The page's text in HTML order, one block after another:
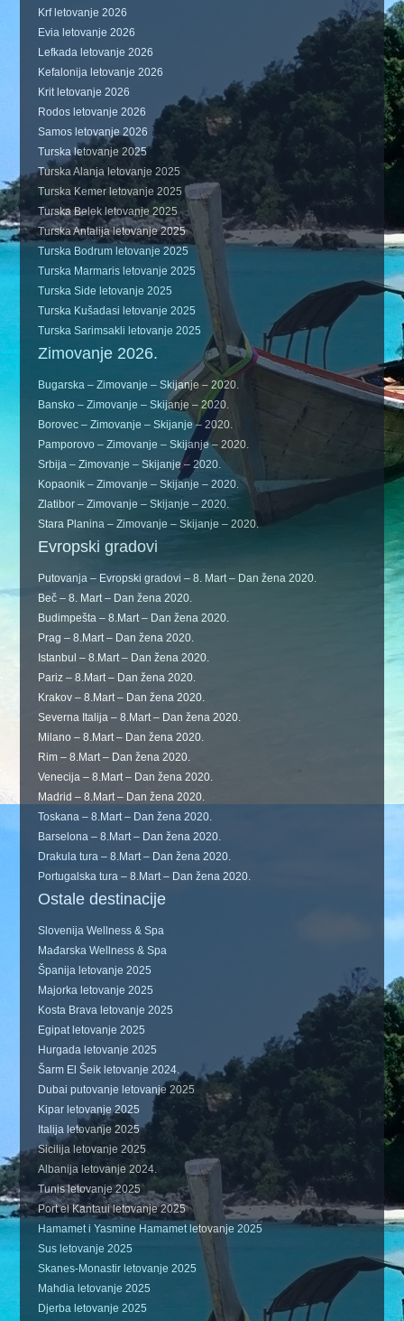
Krf letovanje 2026
Evia letovanje 2026
Lefkada letovanje 2026
Kefalonija letovanje 2026
Krit letovanje 2026
Rodos letovanje 2026
Samos letovanje 2026
Turska letovanje 2025
Turska Alanja letovanje 2025
Turska Kemer letovanje 2025
Turska Belek letovanje 2025
Turska Antalija letovanje 2025
Turska Bodrum letovanje 2025
Turska Marmaris letovanje 2025
Turska Side letovanje 2025
Turska Kušadasi letovanje 2025
Turska Sarimsakli letovanje 2025
Zimovanje 2026.
Bugarska – Zimovanje – Skijanje – 2020.
Bansko – Zimovanje – Skijanje – 2020.
Borovec – Zimovanje – Skijanje – 2020.
Pamporovo – Zimovanje – Skijanje – 2020.
Srbija – Zimovanje – Skijanje – 2020.
Kopaonik – Zimovanje – Skijanje – 2020.
Zlatibor – Zimovanje – Skijanje – 2020.
Stara Planina – Zimovanje – Skijanje – 2020.
Evropski gradovi
Putovanja – Evropski gradovi – 8. Mart – Dan žena 2020.
Beč – 8. Mart – Dan žena 2020.
Budimpešta – 8.Mart – Dan žena 2020.
Prag – 8.Mart – Dan žena 2020.
Istanbul – 8.Mart – Dan žena 2020.
Pariz – 8.Mart – Dan žena 2020.
Krakov – 8.Mart – Dan žena 2020.
Severna Italija – 8.Mart – Dan žena 2020.
Milano – 8.Mart – Dan žena 2020.
Rim – 8.Mart – Dan žena 2020.
Venecija – 8.Mart – Dan žena 2020.
Madrid – 8.Mart – Dan žena 2020.
Toskana – 8.Mart – Dan žena 2020.
Barselona – 8.Mart – Dan žena 2020.
Drakula tura – 8.Mart – Dan žena 2020.
Portugalska tura – 8.Mart – Dan žena 2020.
Ostale destinacije
Slovenija Wellness & Spa
Mađarska Wellness & Spa
Španija letovanje 2025
Majorka letovanje 2025
Kosta Brava letovanje 2025
Egipat letovanje 2025
Hurgada letovanje 2025
Šarm El Šeik letovanje 2024.
Dubai putovanje letovanje 2025
Kipar letovanje 2025
Italija letovanje 2025
Sicilija letovanje 2025
Albanija letovanje 2024.
Tunis letovanje 2025
Port el Kantaui letovanje 2025
Hamamet i Yasmine Hamamet letovanje 2025
Sus letovanje 2025
Skanes-Monastir letovanje 2025
Mahdia letovanje 2025
Djerba letovanje 2025